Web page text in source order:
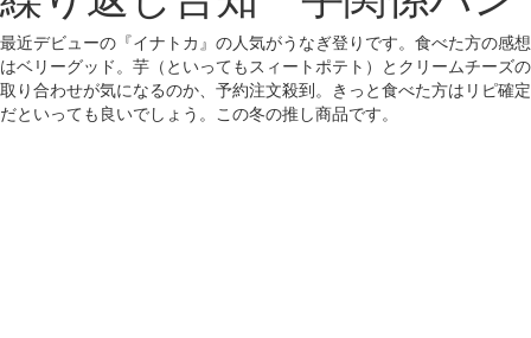
最近デビューの『イナトカ』の人気がうなぎ登りです。食べた方の感想
はベリーグッド。芋（といってもスィートポテト）とクリームチーズの
取り合わせが気になるのか、予約注文殺到。きっと食べた方はリピ確定
だといっても良いでしょう。この冬の推し商品です。